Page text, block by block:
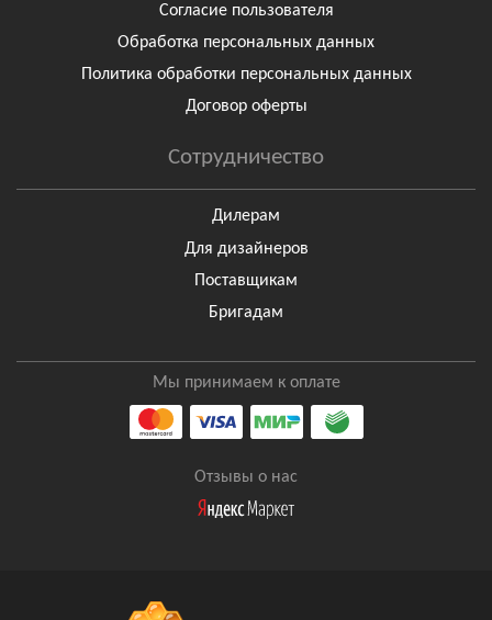
Согласие пользователя
Обработка персональных данных
Политика обработки персональных данных
Договор оферты
Сотрудничество
Дилерам
Для дизайнеров
Поставщикам
Бригадам
Мы принимаем к оплате
Отзывы о нас